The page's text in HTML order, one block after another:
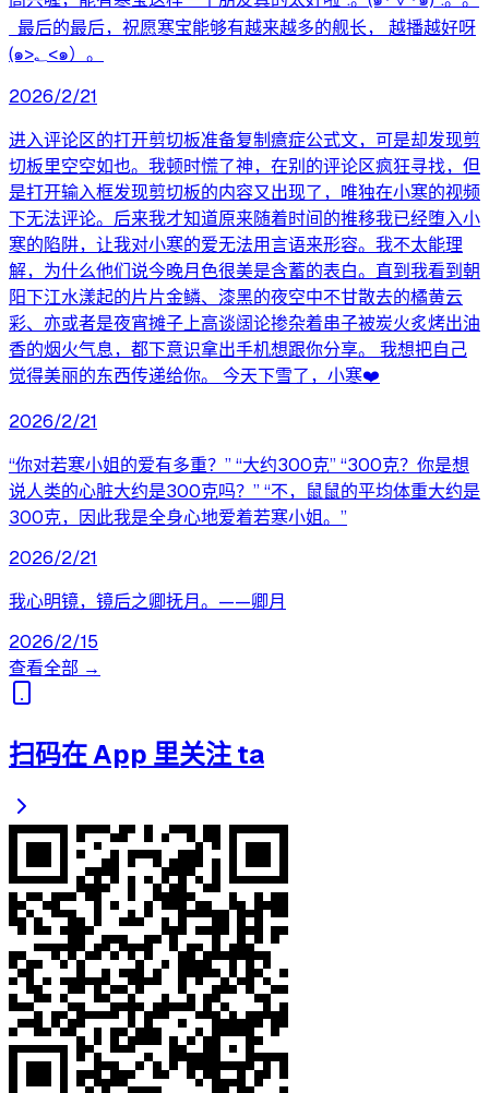
最后的最后，祝愿寒宝能够有越来越多的舰长， 越播越好呀
(๑>؂<๑）。
2026/2/21
进入评论区的打开剪切板准备复制癔症公式文，可是却发现剪
切板里空空如也。我顿时慌了神，在别的评论区疯狂寻找，但
是打开输入框发现剪切板的内容又出现了，唯独在小寒的视频
下无法评论。后来我才知道原来随着时间的推移我已经堕入小
寒的陷阱，让我对小寒的爱无法用言语来形容。我不太能理
解，为什么他们说今晚月色很美是含蓄的表白。直到我看到朝
阳下江水漾起的片片金鳞、漆黑的夜空中不甘散去的橘黄云
彩、亦或者是夜宵摊子上高谈阔论掺杂着串子被炭火炙烤出油
香的烟火气息，都下意识拿出手机想跟你分享。 我想把自己
觉得美丽的东西传递给你。 今天下雪了，小寒❤️
2026/2/21
“你对若寒小姐的爱有多重？” “大约300克” “300克？你是想
说人类的心脏大约是300克吗？” “不，鼠鼠的平均体重大约是
300克，因此我是全身心地爱着若寒小姐。”
2026/2/21
我心明镜，镜后之卿抚月。——卿月
2026/2/15
查看全部 →
扫码在 App 里关注 ta